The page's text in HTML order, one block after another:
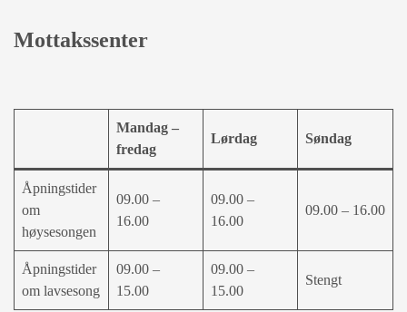
Mottakssenter
Mandag –
fredag
Lørdag Søndag
Åpningstider
om
høysesongen
09.00 –
16.00
09.00 –
16.00
09.00 – 16.00
Åpningstider
om lavsesong
09.00 –
15.00
09.00 –
15.00
Stengt